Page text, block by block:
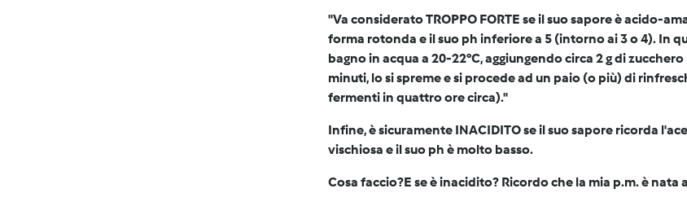
"Va consideratoTROPPO FORTE se il suo sapore è acido-
forma rotonda e il suo ph inferiore a 5 (intorno ai 3 o 4). In
bagno in acqua a 20-22°C, aggiungendo circa 2 g di
minuti, lo si spreme e si procede ad un paio (o più) di
fermenti in quattro ore circa)."
Infine, è sicuramente INACIDITOse il suo sapore ricorda
vischiosa e il suo ph è molto basso.
Cosa faccio?E se è inacidito? Ricordo che la mia p.m. è nata